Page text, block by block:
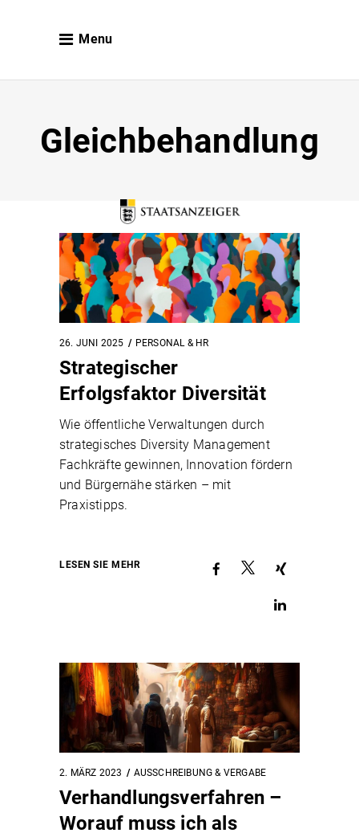
Menu
Gleichbehandlung
26. JUNI 2025 PERSONAL & HR
Strategischer
Erfolgsfaktor Diversität
Wie öffentliche Verwaltungen durch
strategisches Diversity Management
Fachkräfte gewinnen, Innovation fördern
und Bürgernähe stärken – mit
Praxistipps.
LESEN SIE MEHR
2. MÄRZ 2023 AUSSCHREIBUNG & VERGABE
Verhandlungsverfahren –
Worauf muss ich als